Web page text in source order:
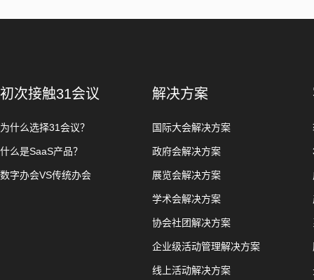
初次接触31会议
为什么选择31会议？
什么是SaaS产品？
数字办会VS传统办会
解决方案
国际大会解决方案
政府会解决方案
展览会解决方案
学术会解决方案
协会社团解决方案
企业级活动管理解决方案
线上活动解决方案